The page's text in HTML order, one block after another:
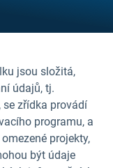
jsou složitá,
údajů, tj.
zřídka provádí
programu, a
projekty,
být údaje